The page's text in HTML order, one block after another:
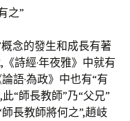
之”
念的發生和成長有著
詩經·年夜雅》中就有
語·為政》中也有“有
“師長教師”乃“父兄”
長教師將何之”,趙岐